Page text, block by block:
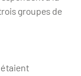
groupes de
étaient